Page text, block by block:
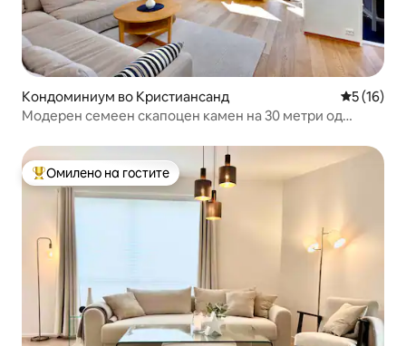
Кондоминиум во Кристиансанд Просечна
5 (16)
Модерен семеен скапоцен камен на 30 метри од
Меѓу најуспешните „Омилени на гостите“
Омилено на гостите